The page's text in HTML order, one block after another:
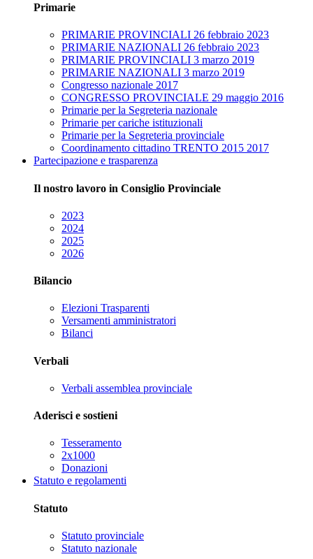
Primarie
PRIMARIE PROVINCIALI 26 febbraio 2023
PRIMARIE NAZIONALI 26 febbraio 2023
PRIMARIE PROVINCIALI 3 marzo 2019
PRIMARIE NAZIONALI 3 marzo 2019
Congresso nazionale 2017
CONGRESSO PROVINCIALE 29 maggio 2016
Primarie per la Segreteria nazionale
Primarie per cariche istituzionali
Primarie per la Segreteria provinciale
Coordinamento cittadino TRENTO 2015 2017
Partecipazione e trasparenza
Il nostro lavoro in Consiglio Provinciale
2023
2024
2025
2026
Bilancio
Elezioni Trasparenti
Versamenti amministratori
Bilanci
Verbali
Verbali assemblea provinciale
Aderisci e sostieni
Tesseramento
2x1000
Donazioni
Statuto e regolamenti
Statuto
Statuto provinciale
Statuto nazionale